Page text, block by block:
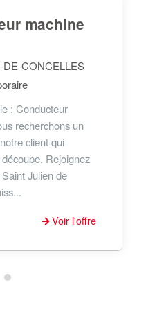
machine
DE-CONCELLES
: Conducteur
recherchons un
client qui
Rejoignez
Julien de
Voir l'offre